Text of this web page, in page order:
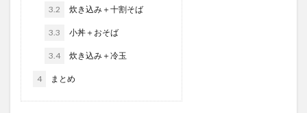
3.2 炊き込み＋十割そば
3.3 小丼＋おそば
3.4 炊き込み＋冷玉
4 まとめ